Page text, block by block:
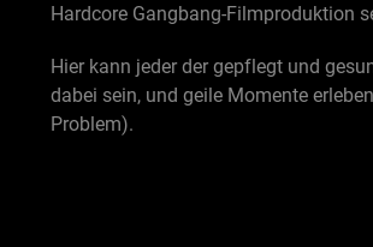
Hardcore Gangbang-Filmproduktion
Hier kann jeder der gepflegt und
dabei sein, und geile Momente
Problem).